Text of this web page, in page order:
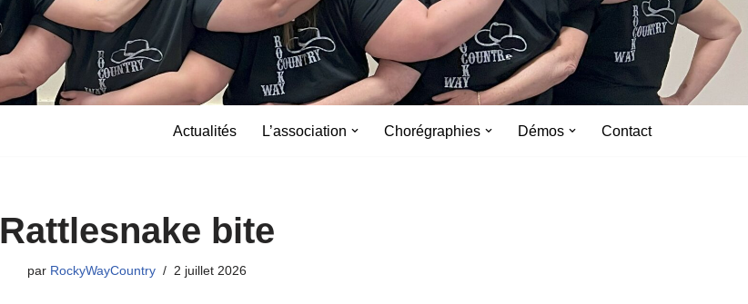
Actualités L’association Chorégraphies Démos Contact
Rattlesnake bite
par RockyWayCountry 2 juillet 2026